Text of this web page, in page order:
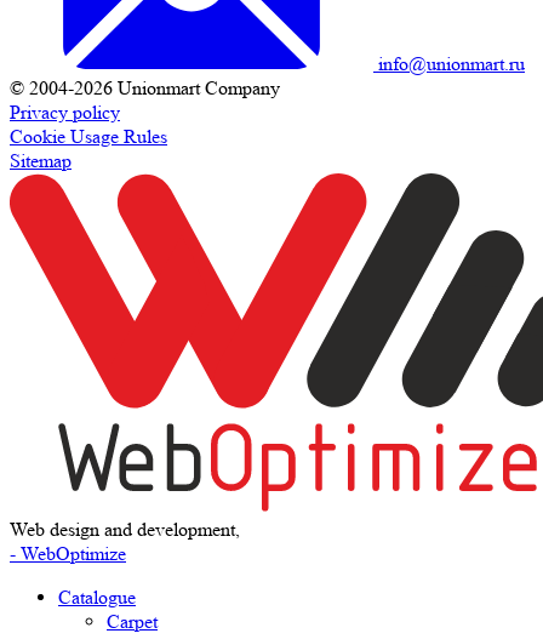
info@unionmart.ru
© 2004-2026 Unionmart Company
Privacy policy
Cookie Usage Rules
Sitemap
Web design and development,
- WebOptimize
Catalogue
Carpet